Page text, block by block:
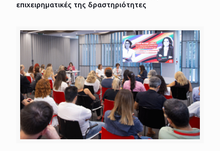
επιχειρηματικές της δραστηριότητες